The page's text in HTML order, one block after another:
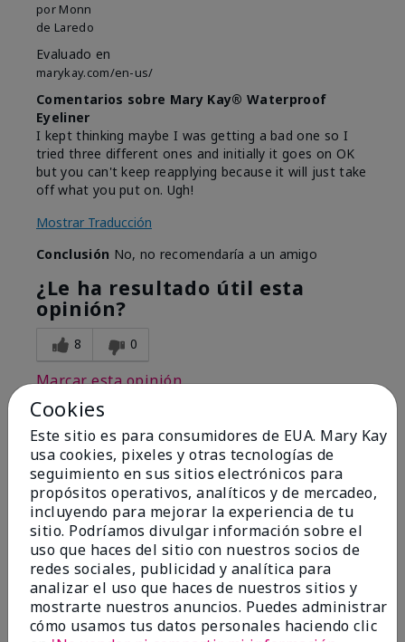
por Monn
de Laredo
Evaluado en
marykay.com/en-us/
Comentarios sobre Mary Kay® Waterproof
Eyeliner
I kept thinking maybe I was getting a bad one so I
tried three different ones and initially it goes on OK
but you can't keep reapplying because it will just take
off what you put on. Ugh!
Mostrar Traducción
Conclusión No, no recomendaría a un amigo
¿Le ha resultado útil esta
opinión?
8 0
Marcar esta opinión
1
I have used Marykay eyeliner
since 1992. This new product
go
Enviado
Hace 3 meses
porJacqueline
deSupply
Evaluado en
Cookies
Este sitio es para consumidores de EUA. Mary Kay
usa cookies, pixeles y otras tecnologías de
seguimiento en sus sitios electrónicos para
propósitos operativos, analíticos y de mercadeo,
incluyendo para mejorar la experiencia de tu
sitio. Podríamos divulgar información sobre el
uso que haces del sitio con nuestros socios de
redes sociales, publicidad y analítica para
analizar el uso que haces de nuestros sitios y
mostrarte nuestros anuncios. Puedes administrar
cómo usamos tus datos personales haciendo clic